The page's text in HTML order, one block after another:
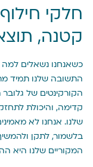
חלקי
קטנה,
כשאנחנו נשאלים
התשובה שלנו תמיד
הקורקינטים של
שלנו. אנחנו לא
בלשמור, לתקן
המקוריים שלנו היא